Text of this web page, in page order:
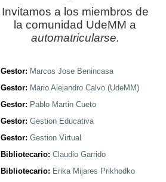
Invitamos a los miembros de
la comunidad UdeMM a
automatricularse.
Gestor: Marcos Jose Benincasa
Gestor: Mario Alejandro Calvo (UdeMM)
Gestor: Pablo Martin Cueto
Gestor: Gestion Educativa
Gestor: Gestion Virtual
Bibliotecario: Claudio Garrido
Bibliotecario: Erika Mijares Prikhodko